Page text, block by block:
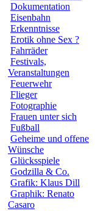
Dokumentation
Eisenbahn
Erkenntnisse
Erotik ohne Sex ?
Fahrräder
Festivals,
Veranstaltungen
Feuerwehr
Flieger
Fotographie
Frauen unter sich
Fußball
Geheime und offene
Wünsche
Glücksspiele
Godzilla & Co.
Grafik: Klaus Dill
Graphik: Renato
Casaro